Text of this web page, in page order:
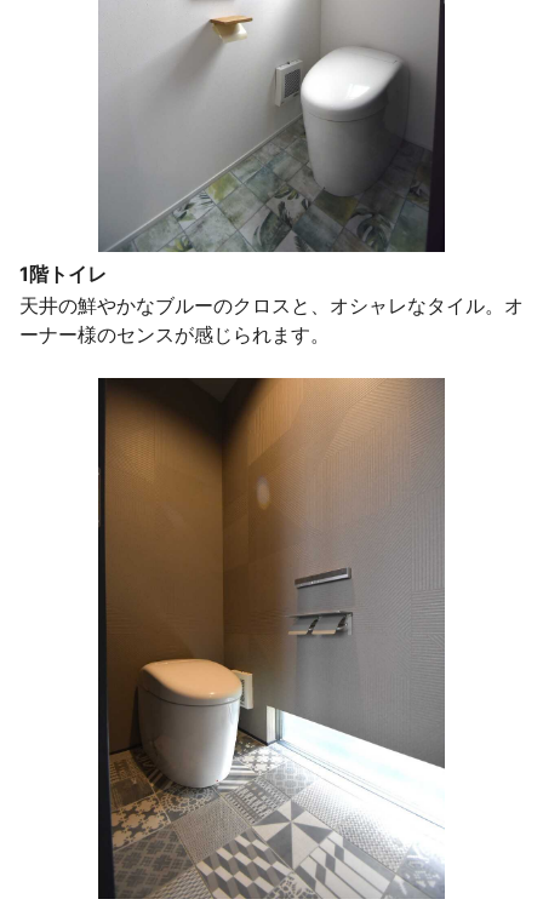
1階トイレ
天井の鮮やかなブルーのクロスと、オシャレなタイル。オ
ーナー様のセンスが感じられます。